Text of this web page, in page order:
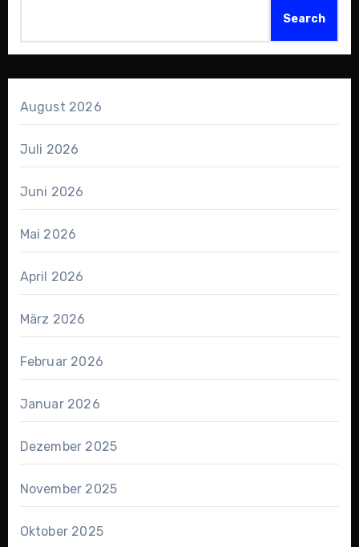
Search
August 2026
Juli 2026
Juni 2026
Mai 2026
April 2026
März 2026
Februar 2026
Januar 2026
Dezember 2025
November 2025
Oktober 2025